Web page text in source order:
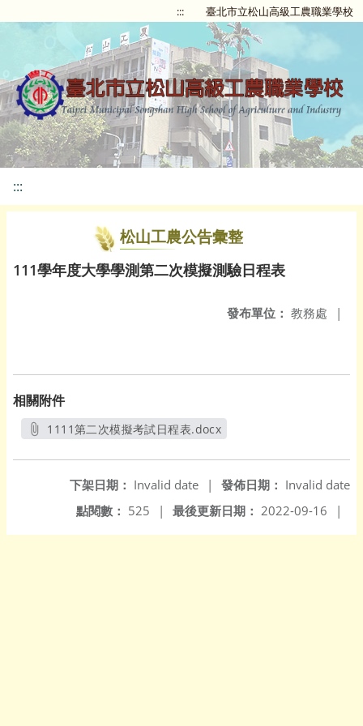
::: 臺北市立松山高級工農職業學校
:::
松山工農公告彙整
111學年度大學學測第二次模擬測驗日程表
發布單位： 教務處 |
相關附件
1111第二次模擬考試日程表.docx
發佈日期： Invalid date
下架日期： Invalid date
|
最後更新日期： 2022-09-16 |
點閱數： 525 |